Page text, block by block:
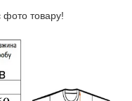
фото товару!